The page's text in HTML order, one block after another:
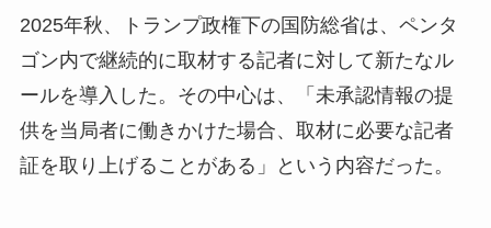
2025年秋、トランプ政権下の国防総省は、ペンタ
ゴン内で継続的に取材する記者に対して新たなル
ールを導入した。その中心は、「未承認情報の提
供を当局者に働きかけた場合、取材に必要な記者
証を取り上げることがある」という内容だった。